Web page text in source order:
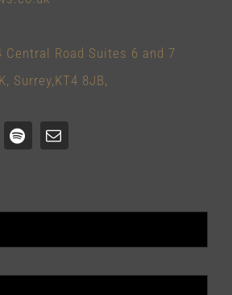
Central Road Suites 6 and 7
Surrey,KT4 8JB,